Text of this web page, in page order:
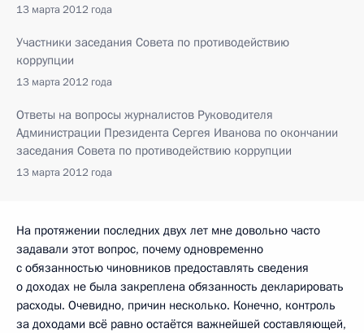
13 марта 2012 года
Участники заседания Совета по противодействию
коррупции
13 марта 2012 года
Ответы на вопросы журналистов Руководителя
Администрации Президента Сергея Иванова по окончании
заседания Совета по противодействию коррупции
13 марта 2012 года
На протяжении последних двух лет мне довольно часто
задавали этот вопрос, почему одновременно
с обязанностью чиновников предоставлять сведения
о доходах не была закреплена обязанность декларировать
расходы. Очевидно, причин несколько. Конечно, контроль
за доходами всё равно остаётся важнейшей составляющей,